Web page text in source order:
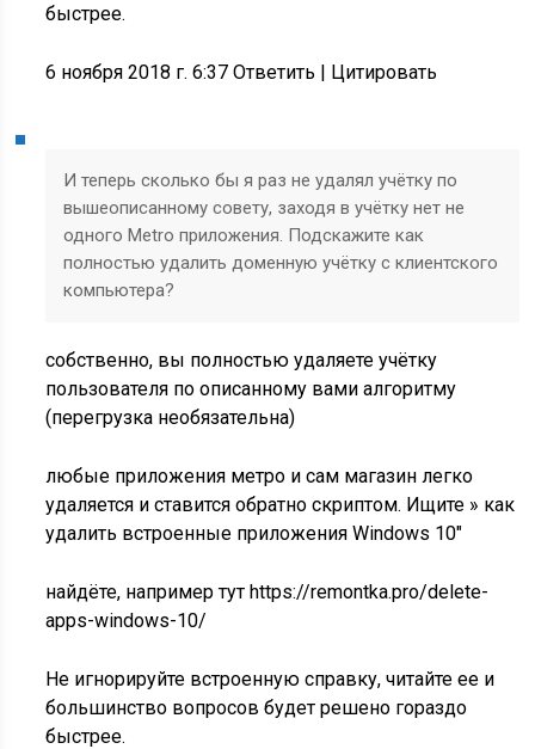
быстрее.
6 ноября 2018 г. 6:37 Ответить | Цитировать
И теперь сколько бы я раз не удалял учётку по
вышеописанному совету, заходя в учётку нет не
одного Metro приложения. Подскажите как
полностью удалить доменную учётку с клиентского
компьютера?
собственно, вы полностью удаляете учётку
пользователя по описанному вами алгоритму
(перегрузка необязательна)
любые приложения метро и сам магазин легко
удаляется и ставится обратно скриптом. Ищите » как
удалить встроенные приложения Windows 10″
найдёте, например тут https://remontka.pro/delete-
apps-windows-10/
Не игнорируйте встроенную справку, читайте ее и
большинство вопросов будет решено гораздо
быстрее.